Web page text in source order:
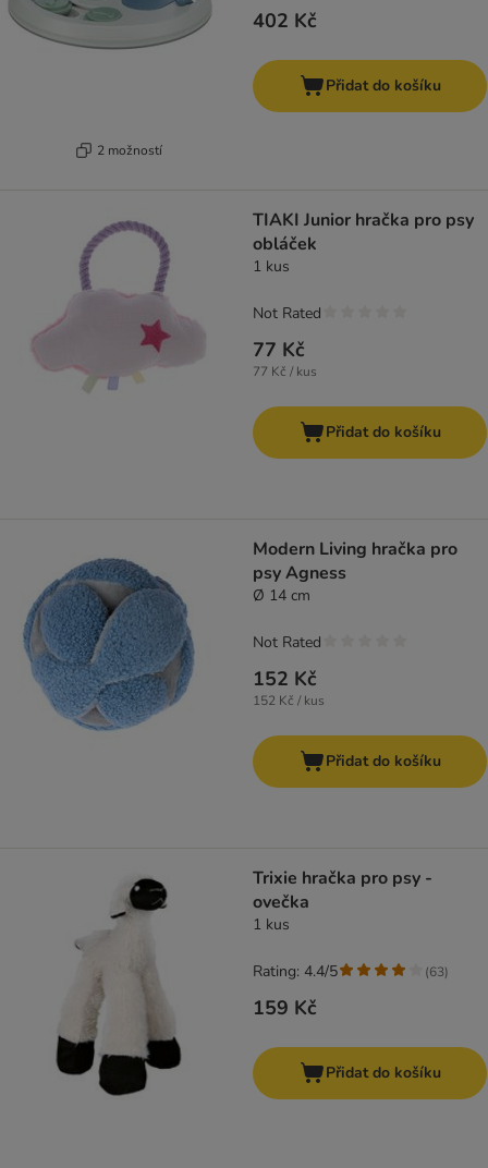
2 možností
402 Kč
Přidat do košíku
TIAKI Junior hračka pro psy
obláček
1 kus
77 Kč
77 Kč / kus
Not Rated
Přidat do košíku
Modern Living hračka pro
psy Agness
Ø 14 cm
152 Kč
152 Kč / kus
Not Rated
Přidat do košíku
Trixie hračka pro psy -
ovečka
1 kus
159 Kč
Rating: 4.4/5 (63)
Přidat do košíku